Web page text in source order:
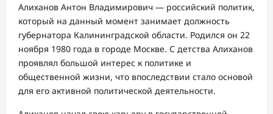
Алиханов Антон Владимирович — российский политик,
который на данный момент занимает должность
губернатора Калининградской области. Родился он 22
ноября 1980 года в городе Москве. С детства Алиханов
проявлял большой интерес к политике и
общественной жизни, что впоследствии стало основой
для его активной политической деятельности.